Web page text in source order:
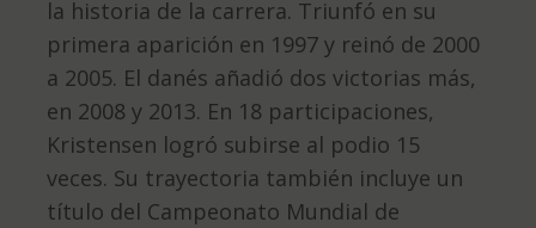
la historia de la carrera. Triunfó en su
primera aparición en 1997 y reinó de 2000
a 2005. El danés añadió dos victorias más,
en 2008 y 2013. En 18 participaciones,
Kristensen logró subirse al podio 15
veces. Su trayectoria también incluye un
título del Campeonato Mundial de